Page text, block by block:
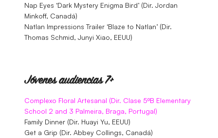
Nap Eyes ‘Dark Mystery Enigma Bird’ (Dir. Jordan
Minkoff, Canadá)
Natlan Impressions Trailer ‘Blaze to Natlan’ (Dir.
Thomas Schmid, Junyi Xiao, EEUU)
Jóvenes audiencias 7+
Complexo Floral Artesanal (Dir. Clase 5ºB Elementary
School 2 and 3 Palmeira, Braga, Portugal)
Family Dinner (Dir. Huayi Yu, EEUU)
Get a Grip (Dir. Abbey Collings, Canadá)